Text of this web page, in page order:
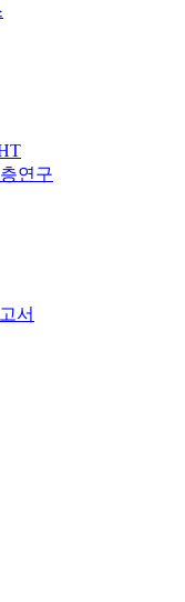
연구
서